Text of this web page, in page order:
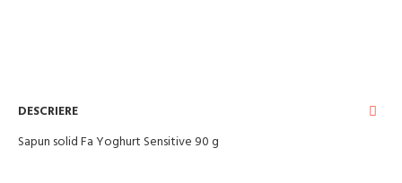
DESCRIERE
Sapun solid Fa Yoghurt Sensitive 90 g